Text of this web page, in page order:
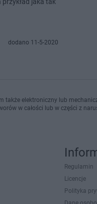
dodano 11-5-2020
także elektroniczny lub
w całości lub w części z
Regulamin
Licencje
Polityka